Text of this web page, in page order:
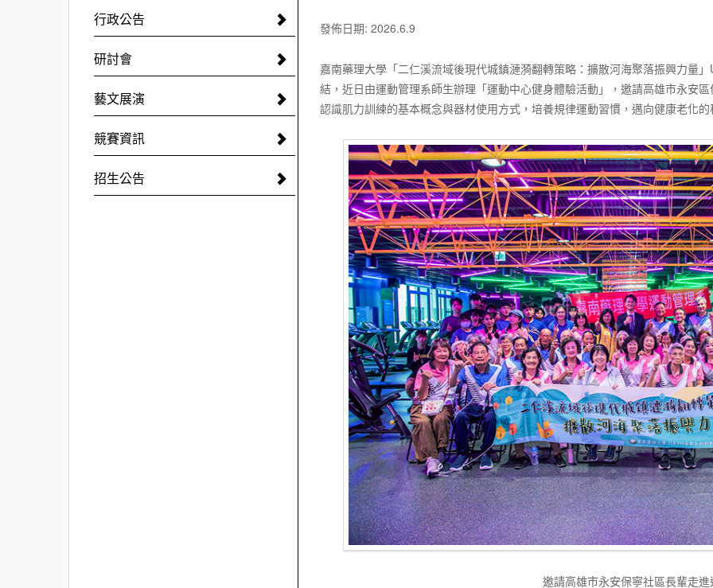
行政公告
研討會
藝文展演
競賽資訊
招生公告
發佈日期: 2026.6.9
嘉南藥理大學「二仁溪流域後現代城鎮漣漪翻轉策略：擴散河海聚落振興力量
結，近日由運動管理系師生辦理「運動中心健身體驗活動」，邀請高雄市永安
認識肌力訓練的基本概念與器材使用方式，培養規律運動習慣，邁向健康老化
邀請高雄市永安保寧社區長輩走